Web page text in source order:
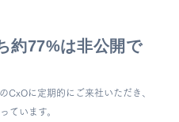
約77%は非公開で
CxOに定期的にご来社いただき、
ています。